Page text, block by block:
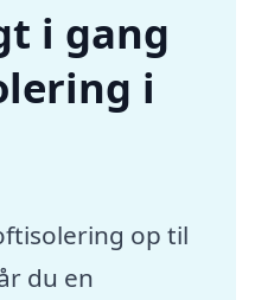
i gang
i
op til
du en